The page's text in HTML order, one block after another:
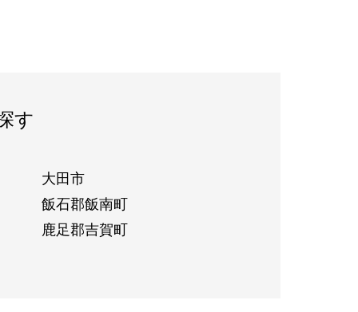
す
大田市
飯石郡飯南町
鹿足郡吉賀町